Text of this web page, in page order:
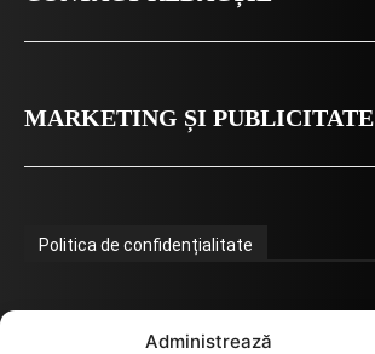
Administrează
MARKETING ȘI PUBLICITATE
Politica de confidențialitate
Termeni de utilizare